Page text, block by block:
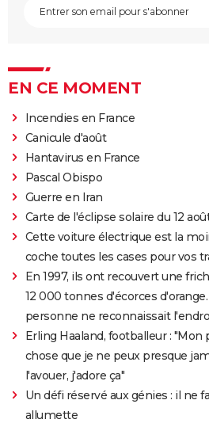
EN CE MOMENT
Incendies en France
Canicule d'août
Hantavirus en France
Pascal Obispo
Guerre en Iran
Carte de l'éclipse solaire du 12
Cette voiture électrique est la
coche toutes les cases pour vos
En 1997, ils ont recouvert une
12 000 tonnes d'écorces
personne ne reconnaissait
Erling Haaland, footballeur :
chose que je ne peux presque
l'avouer, j'adore ça"
Un défi réservé aux génies : il ne
allumette